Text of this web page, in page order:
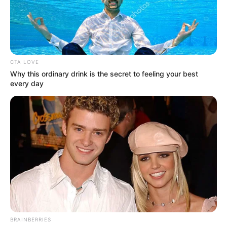
¿Quién era Cristián Herrera, el
periodista judicial asesinado en
Cúcuta tras recibir cinco disparos?
¿Cuál es el paso a seguir después de
recolectar los alimentos?
Tan pronto las parroquias recojan los alimentos, se los
entregarán al Banco de Alimentos, posteriormente se
armaran paquetes palimentarios de 10 kilos.
“Nuestro objetivo es entregar más de 3.500 paquetes,
uno por familia. Los mismos serán devueltos a las
parroquia
s, quienes harán la entrega de los mercados
según las necesidades que conozcan y sin ningún tipo de
CTA LOVE
Why this ordinary drink is the secret to feeling your best
every day
BRAINBERRIES